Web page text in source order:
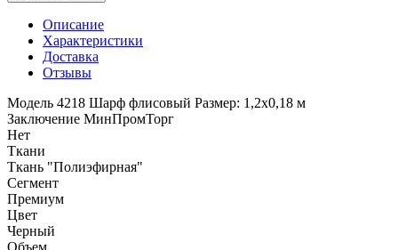
Описание
Характеристики
Доставка
Отзывы
Модель 4218 Шарф флисовый Размер: 1,2х0,18 м
Заключение МинПромТорг
Нет
Ткани
Ткань "Полиэфирная"
Сегмент
Премиум
Цвет
Черный
Объем